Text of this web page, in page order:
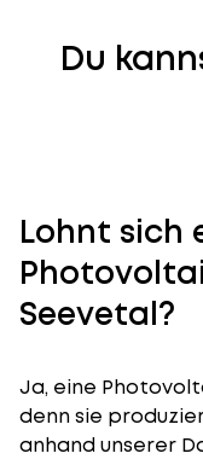
Du
Lohnt sich
Seevetal?
Ja, eine
denn sie
anhand unserer